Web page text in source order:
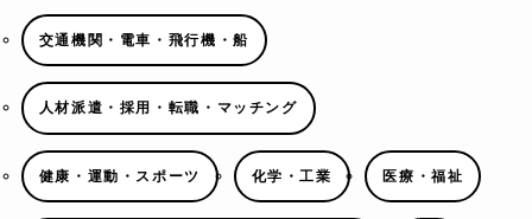
交通機関・電車・飛行機・船
人材派遣・採用・転職・マッチング
健康・運動・スポーツ 化学・工業 医療・福祉